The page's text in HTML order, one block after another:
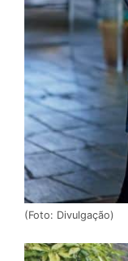
(Foto: Divulgação)